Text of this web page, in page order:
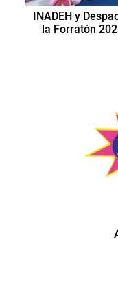
INADEH y
la Forratón